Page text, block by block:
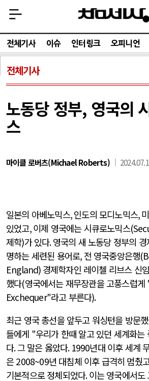
전체기사 이슈 인터링크 오피니언
전체기사
노동당 정부, 영국의
스
마이클 로버츠(Michael Roberts)
일본의 아베노믹스,인도의 모디노믹스,
있었고,이제 영국에는 시큐로노믹스
제학)가 있다.영국의 새 노동당 정부의
명하는 세련된 용어로, 전 영국중앙은행
England) 경제학자인 레이첼 리브스 신
했다(영국에서는 재무장관을 고풍스럽게
Exchequer"라고 부른다).
최근 영국 총선을 앞두고 워싱턴을 방문
들에게 "우리가 한때 알고 있던 세계화는
다.그 말은 옳았다. 1990년대 이후 세계
은2008~09년 대침체 이후 급격히 멈췄
기본적으로 정체되었다.이는 영국에서도